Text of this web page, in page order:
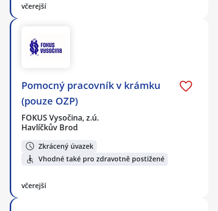
včerejší
Pomocný pracovník v krámku
(pouze OZP)
FOKUS Vysočina, z.ú.
Havlíčkův Brod
Zkrácený úvazek
Vhodné také pro zdravotně postižené
včerejší